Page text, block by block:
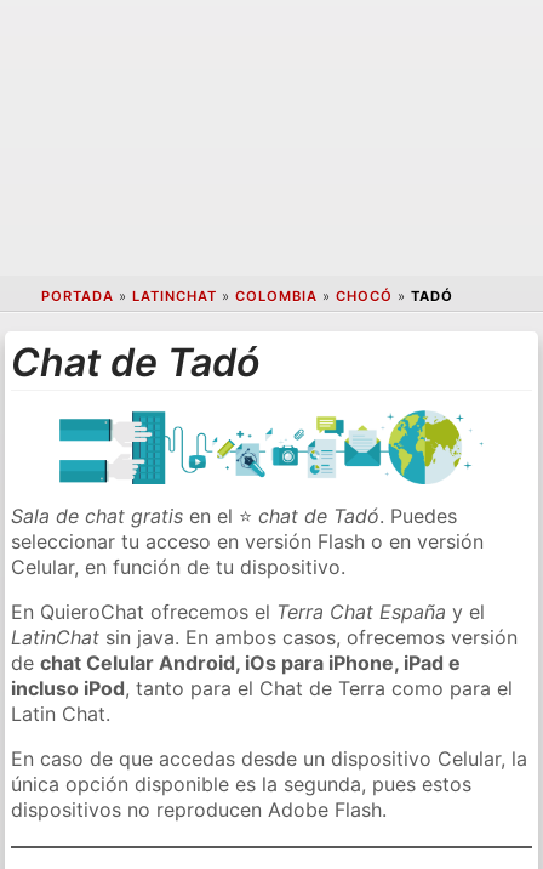
PORTADA » LATINCHAT » COLOMBIA » CHOCÓ » TADÓ
Chat de Tadó
Sala de chat gratis en el ⭐chat de Tadó. Puedes
seleccionar tu acceso en versión Flash o en versión
Celular, en función de tu dispositivo.
En QuieroChat ofrecemos el Terra Chat España y el
LatinChat sin java. En ambos casos, ofrecemos versión
dechat Celular Android, iOs para iPhone, iPad e
incluso iPod, tanto para el Chat de Terra como para el
Latin Chat.
En caso de que accedas desde un dispositivo Celular, la
única opción disponible es la segunda, pues estos
dispositivos no reproducen Adobe Flash.